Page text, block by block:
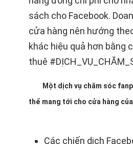
sách cho Facebook.
cửa hàng nên hướng
khác hiệu quả hơn bằng
thuê #
Một dịch vụ chăm sóc
thể mang tới cho cửa hàng
Các chiến dịch